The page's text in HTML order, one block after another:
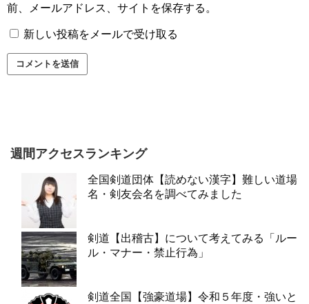
前、メールアドレス、サイトを保存する。
新しい投稿をメールで受け取る
週間アクセスランキング
全国剣道団体【読めない漢字】難しい道場
名・剣友会名を調べてみました
剣道【出稽古】について考えてみる「ルー
ル・マナー・禁止行為」
剣道全国【強豪道場】令和５年度・強いと